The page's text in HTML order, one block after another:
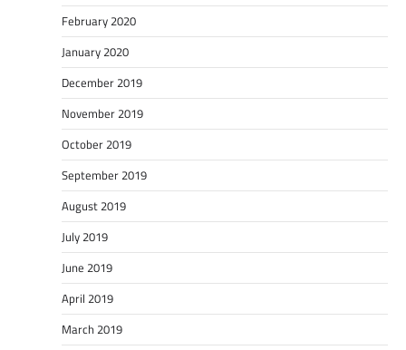
February 2020
January 2020
December 2019
November 2019
October 2019
September 2019
August 2019
July 2019
June 2019
April 2019
March 2019